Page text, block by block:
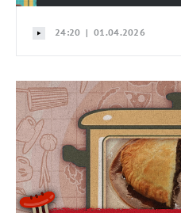
24:20 | 01.04.2026